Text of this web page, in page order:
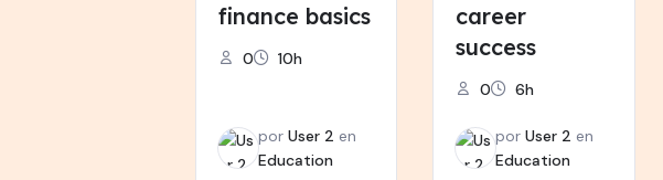
finance basics
0 10h
por User 2 en
Education
career
success
0 6h
porUser 2 en
Education